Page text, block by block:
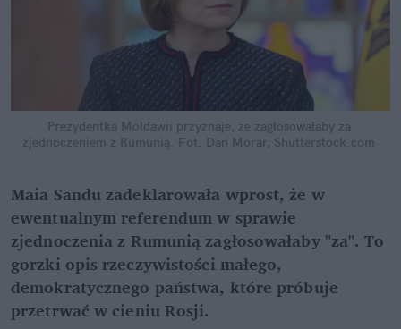
Prezydentka Mołdawii przyznaje, że zagłosowałaby za
zjednoczeniem z Rumunią. Fot. Dan Morar, Shutterstock.com
Maia Sandu zadeklarowała wprost, że w
ewentualnym referendum w sprawie
zjednoczenia z Rumunią zagłosowałaby "za". To
gorzki opis rzeczywistości małego,
demokratycznego państwa, które próbuje
przetrwać w cieniu Rosji.